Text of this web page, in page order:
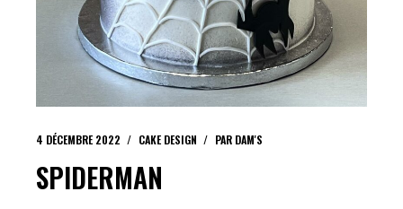
4 DÉCEMBRE 2022 CAKE DESIGN PAR DAM'S
SPIDERMAN